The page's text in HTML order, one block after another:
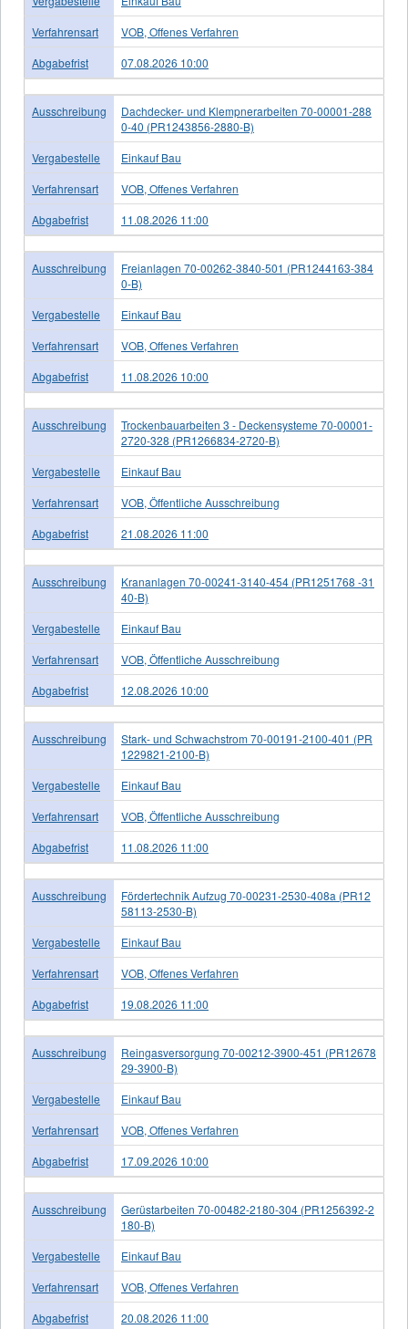
Verfahrensart
VOB, Offenes Verfahren
Abgabefrist
07.08.2026 10:00
Ausschreibung
Dachdecker- und Klempnerarbeiten 70-00001-288
0-40 (PR1243856-2880-B)
Vergabestelle
Einkauf Bau
Verfahrensart
VOB, Offenes Verfahren
Abgabefrist
11.08.2026 11:00
Ausschreibung
Freianlagen 70-00262-3840-501 (PR1244163-384
0-B)
Vergabestelle
Einkauf Bau
Verfahrensart
VOB, Offenes Verfahren
Abgabefrist
11.08.2026 10:00
Ausschreibung
Trockenbauarbeiten 3 - Deckensysteme 70-00001-
2720-328 (PR1266834-2720-B)
Vergabestelle
Einkauf Bau
Verfahrensart
VOB, Öffentliche Ausschreibung
Abgabefrist
21.08.2026 11:00
Ausschreibung
Krananlagen 70-00241-3140-454 (PR1251768 -31
40-B)
Vergabestelle
Einkauf Bau
Verfahrensart
VOB, Öffentliche Ausschreibung
Abgabefrist
12.08.2026 10:00
Ausschreibung
Stark- und Schwachstrom 70-00191-2100-401 (PR
1229821-2100-B)
Vergabestelle
Einkauf Bau
Verfahrensart
VOB, Öffentliche Ausschreibung
Abgabefrist
11.08.2026 11:00
Ausschreibung
Fördertechnik Aufzug 70-00231-2530-408a (PR12
58113-2530-B)
Vergabestelle
Einkauf Bau
Verfahrensart
VOB, Offenes Verfahren
Abgabefrist
19.08.2026 11:00
Ausschreibung
Reingasversorgung 70-00212-3900-451 (PR12678
29-3900-B)
Vergabestelle
Einkauf Bau
Verfahrensart
VOB, Offenes Verfahren
Abgabefrist
17.09.2026 10:00
Ausschreibung
Gerüstarbeiten 70-00482-2180-304 (PR1256392-2
180-B)
Vergabestelle
Einkauf Bau
Verfahrensart
VOB, Offenes Verfahren
Abgabefrist
20.08.2026 11:00